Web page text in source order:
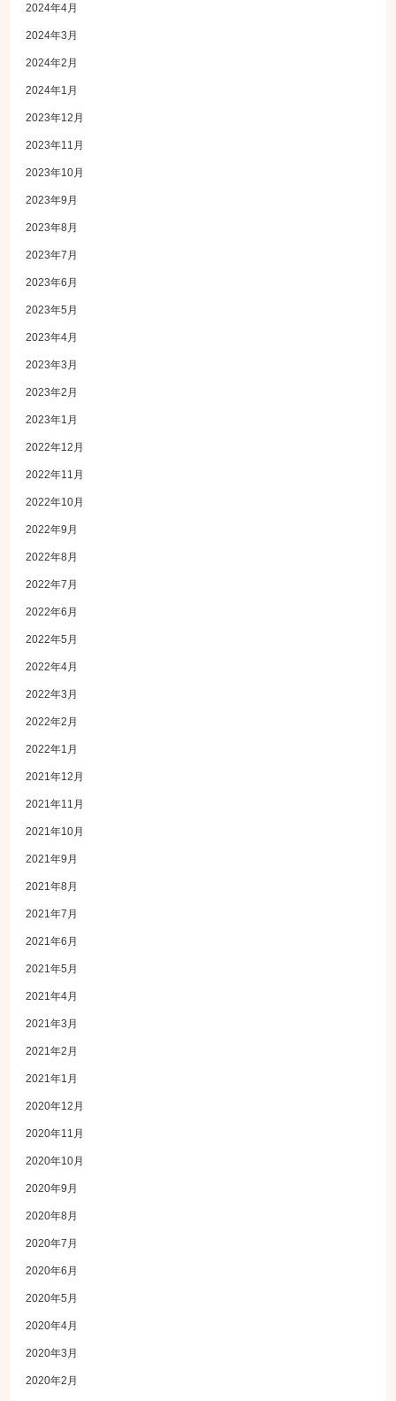
2024年4月
2024年3月
2024年2月
2024年1月
2023年12月
2023年11月
2023年10月
2023年9月
2023年8月
2023年7月
2023年6月
2023年5月
2023年4月
2023年3月
2023年2月
2023年1月
2022年12月
2022年11月
2022年10月
2022年9月
2022年8月
2022年7月
2022年6月
2022年5月
2022年4月
2022年3月
2022年2月
2022年1月
2021年12月
2021年11月
2021年10月
2021年9月
2021年8月
2021年7月
2021年6月
2021年5月
2021年4月
2021年3月
2021年2月
2021年1月
2020年12月
2020年11月
2020年10月
2020年9月
2020年8月
2020年7月
2020年6月
2020年5月
2020年4月
2020年3月
2020年2月